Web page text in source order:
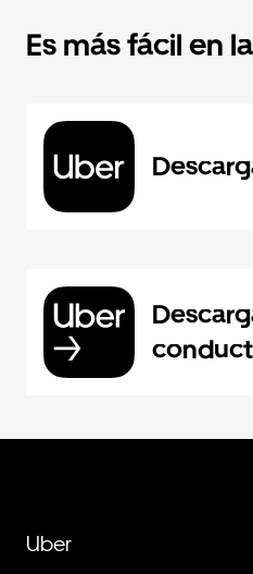
Es más fácil en
Uber